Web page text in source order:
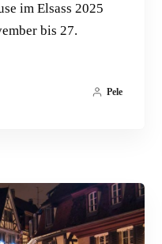
im Elsass 2025
bis 27.
Pele